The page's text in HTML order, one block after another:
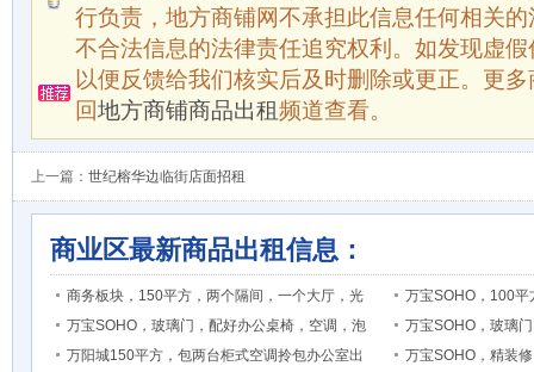
行负责，地方商铺网不承担此信息任何相关
不合法信息的法律责任追究权利。如发现虚
以便反馈给我们核实后及时删除或更正。更
回地方商铺商品出租频道查看。
上一篇： 世纪榕华边临街店面招租
商业区最新商品出租信息：
商务板块，150平方，两个隔间，一个大厅，光
万宝SOHO，100
万宝SOHO，玻璃门，配好办公桌椅，空调，泡
万宝SOHO，玻璃
万阳城150平方，包两台柜式空调拎包办公室出
万宝SOHO，精装